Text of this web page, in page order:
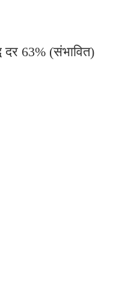
दर 63% (संभावित)